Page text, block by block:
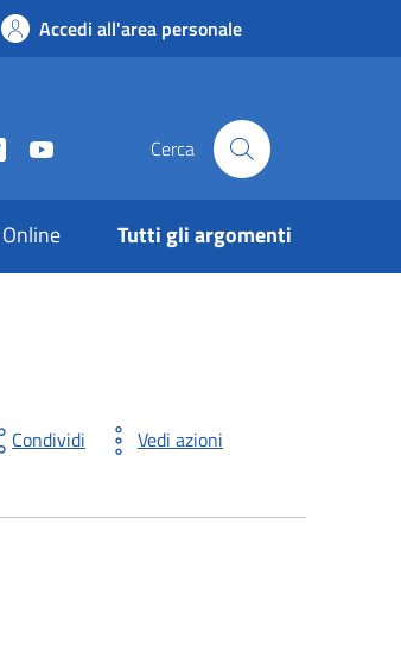
Accedi all'area personale
Twitter Cerca
Tutti gli argomenti
Condividi Vedi azioni